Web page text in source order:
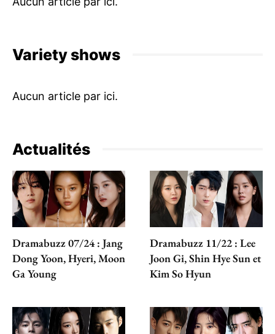
Variety shows
Actualités
Dramabuzz 07/24 : Jang
Dong Yoon, Hyeri, Moon
Ga Young
Dramabuzz 11/22 : Lee
Joon Gi, Shin Hye Sun et
Kim So Hyun